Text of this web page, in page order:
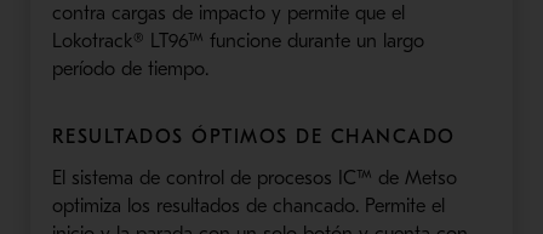
contra cargas de impacto y permite que el
Lokotrack® LT96™ funcione durante un largo
período de tiempo.
RESULTADOS ÓPTIMOS DE CHANCADO
El sistema de control de procesos IC™ de Metso
optimiza los resultados de chancado. Permite el